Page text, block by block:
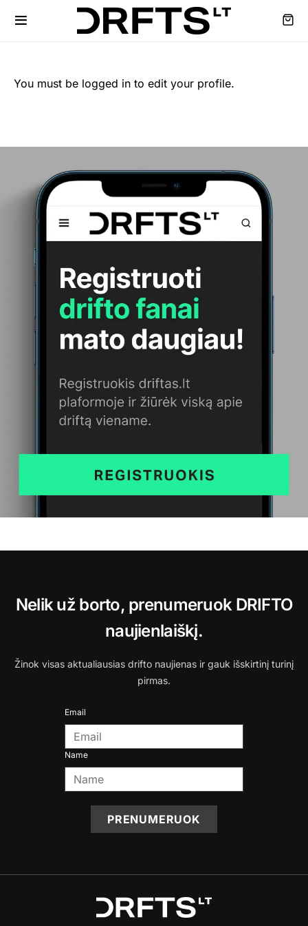
You must be logged in to edit your profile.
Nelik už borto, prenumeruok DRIFTO
naujienlaiškį.
Žinok visas aktualiausias drifto naujienas ir gauk išskirtinį turinį
pirmas.
Email
Name
PRENUMERUOK